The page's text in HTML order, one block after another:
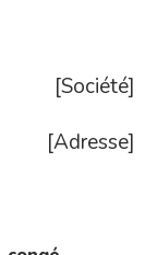
[Société]
[Adresse]